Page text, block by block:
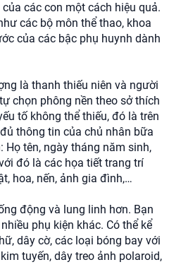
các con một cách hiệu quả.
các bộ môn thể thao, khoa
của các bậc phụ huynh dành
là thanh thiếu niên và người
chọn phông nền theo sở thích
tố không thể thiếu, đó là trên
thông tin của chủ nhân bữa
Họ tên, ngày tháng năm sinh,
đó là các họa tiết trang trí
hoa, nến, ảnh gia đình,…
động và lung linh hơn. Bạn
phụ kiện khác. Có thể kể
dây cờ, các loại bóng bay với
tuyến, dây treo ảnh polaroid,